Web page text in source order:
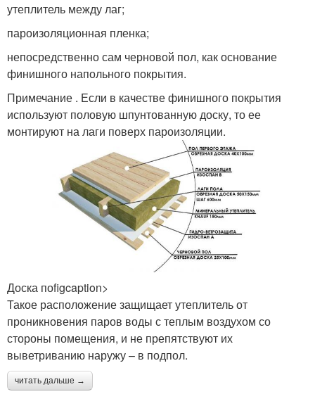
утеплитель между лаг;
пароизоляционная пленка;
непосредственно сам черновой пол, как основание
финишного напольного покрытия.
Примечание . Если в качестве финишного покрытия
используют половую шпунтованную доску, то ее
монтируют на лаги поверх пароизоляции.
Доска поfigcaption>
Такое расположение защищает утеплитель от
проникновения паров воды с теплым воздухом со
стороны помещения, и не препятствуют их
выветриванию наружу – в подпол.
читать дальше →